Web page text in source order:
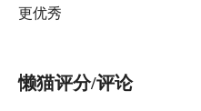
更优秀
懒猫评分/评论